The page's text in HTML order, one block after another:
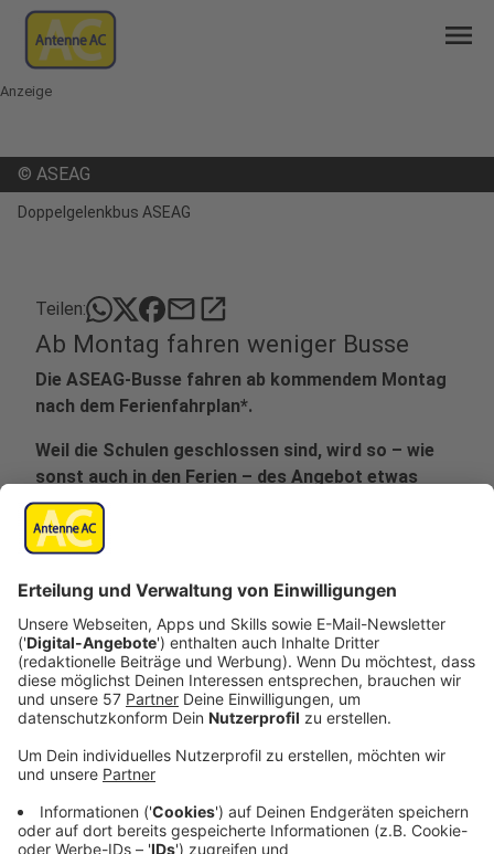
menu
Anzeige
© ASEAG
Doppelgelenkbus ASEAG
Teilen: mailopen_in_new
Ab Montag fahren weniger Busse
Die ASEAG-Busse fahren ab kommendem Montag
nach dem Ferienfahrplan*.
Weil die Schulen geschlossen sind, wird so – wie
sonst auch in den Ferien – des Angebot etwas
reduziert.
Das Busangebot für Pendler bleibt beim
Einschränkungen gibt es bei Fahrten in der Nacht:
Alle Fahrten, die ab 1.00 Uhr nachts beginnen,
sowie alle Nachtexpresslinien** N 1 bis N 9 und N
60 werden ab Freitag, 20. März, nicht mehr
weiter wie bisher.
In den Bussen der ASEAG und ihrer
Auftragsunternehmen bleibt die vordere Tür